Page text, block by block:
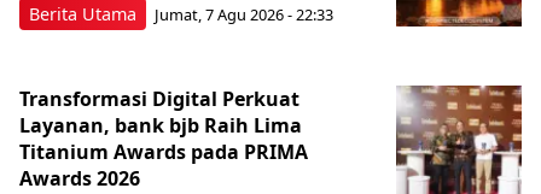
Berita Utama Jumat, 7 Agu 2026 - 22:33
Transformasi Digital Perkuat
Layanan, bank bjb Raih Lima
Titanium Awards pada PRIMA
Awards 2026